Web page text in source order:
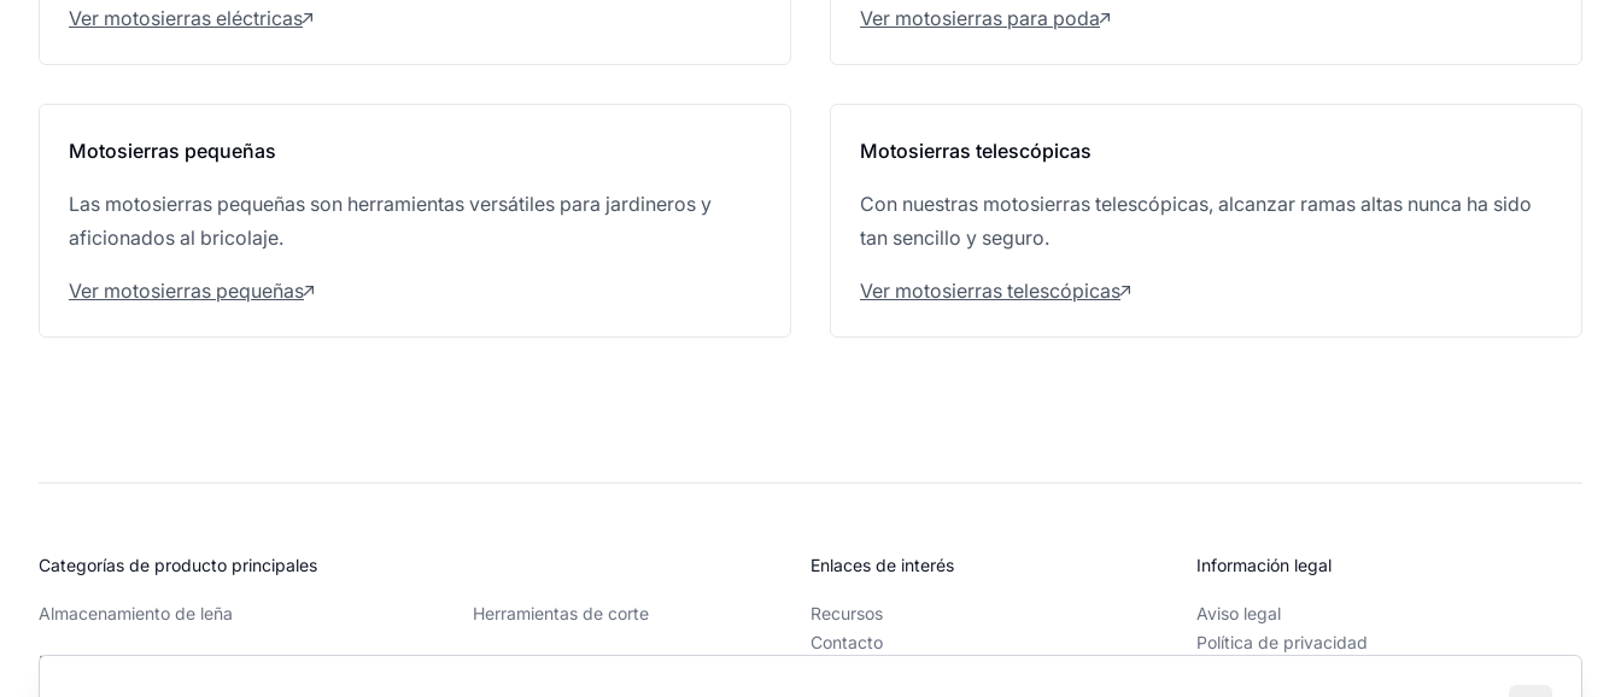
Ver motosierras eléctricas Ver motosierras para poda
Motosierras pequeñas
Las motosierras pequeñas son herramientas versátiles para jardineros y
aficionados al bricolaje.
Ver motosierras pequeñas
Motosierras telescópicas
Con nuestras motosierras telescópicas, alcanzar ramas altas nunca ha sido
tan sencillo y seguro.
Ver motosierras telescópicas
Categorías de producto principales
Almacenamiento de leña Herramientas de corte
Motosierras
Enlaces de interés
Recursos
Contacto
Información legal
Aviso legal
Política de privacidad